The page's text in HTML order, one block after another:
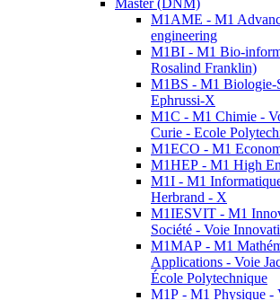
Master (DNM)
M1AME - M1
engineering
M1BI - M1 Bio-
Rosalind Franklin)
M1BS - M1 Biologie-
Ephrussi-X
M1C - M1 Chimie -
Curie - Ecole
M1ECO - M1
M1HEP - M1 High
M1I - M1
Herbrand - X
M1IESVIT - M1
Société - Voie
M1MAP - M1
Applications - Voie
École Polytechnique
M1P - M1 Physique -